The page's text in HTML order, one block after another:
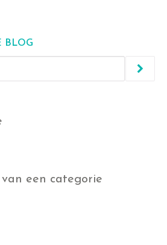
BLOG
een categorie